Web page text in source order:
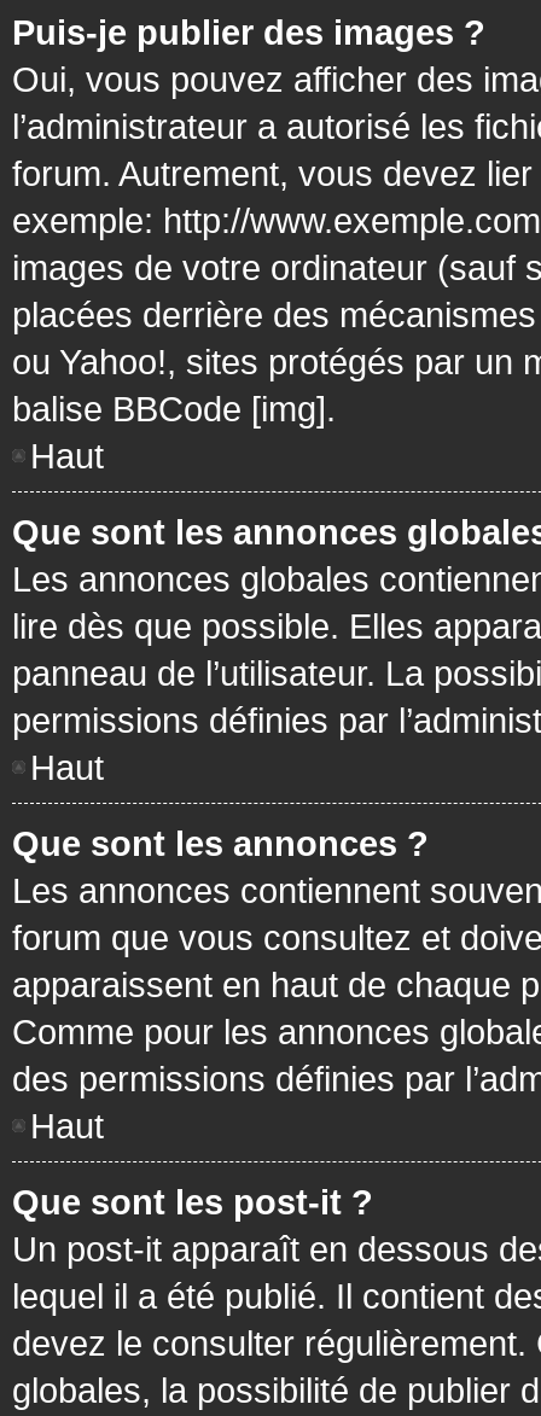
Puis-je publier des images ?
Oui, vous pouvez afficher des
l’administrateur a autorisé les
forum. Autrement, vous devez
exemple: http://
images de votre ordinateur (sauf
placées derrière des
ou Yahoo!, sites protégés par un
balise BBCode [img].
Haut
Que sont les annonces
Les annonces globales
lire dès que possible. Elles
panneau de l’utilisateur. La
permissions définies par
Haut
Que sont les annonces ?
Les annonces contiennent
forum que vous consultez et
apparaissent en haut de chaque
Comme pour les annonces
des permissions définies par
Haut
Que sont les post-it ?
Un post-it apparaît en dessous
lequel il a été publié. Il contient
devez le consulter
globales, la possibilité de publier